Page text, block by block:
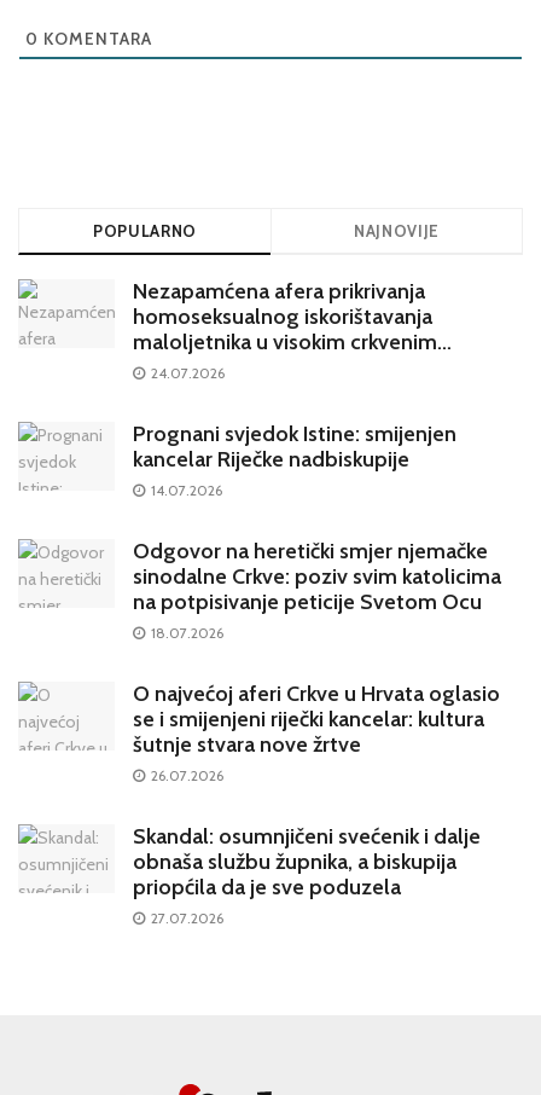
0 KOMENTARA
POPULARNO NAJNOVIJE
Nezapamćena afera prikrivanja
homoseksualnog iskorištavanja
maloljetnika u visokim crkvenim
krugovima potresa Hrvatsku
24.07.2026
Prognani svjedok Istine: smijenjen
kancelar Riječke nadbiskupije
14.07.2026
Odgovor na heretički smjer njemačke
sinodalne Crkve: poziv svim katolicima
na potpisivanje peticije Svetom Ocu
18.07.2026
O najvećoj aferi Crkve u Hrvata oglasio
se i smijenjeni riječki kancelar: kultura
šutnje stvara nove žrtve
26.07.2026
Skandal: osumnjičeni svećenik i dalje
obnaša službu župnika, a biskupija
priopćila da je sve poduzela
27.07.2026